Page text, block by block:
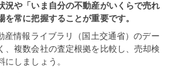
況や「いま自分の不動産がいくらで売れ
を常に把握することが重要です。
産情報ライブラリ（国土交通省）のデー
、複数会社の査定根拠を比較し、売却検
にしましょう。